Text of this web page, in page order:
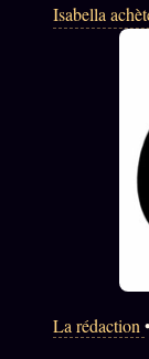
Isabella
15 ans
Group
McQueen.
2007
La rédaction •